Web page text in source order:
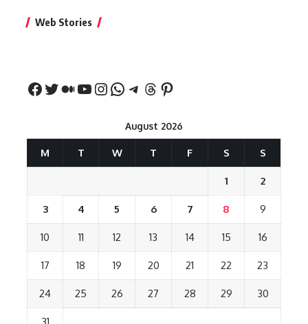
Web Stories
नीतीश कुमार का पहला
August 2026
M T W T F S S
1 2
3 4 5 6 7 8 9
10 11 12 13 14 15 16
17 18 19 20 21 22 23
24 25 26 27 28 29 30